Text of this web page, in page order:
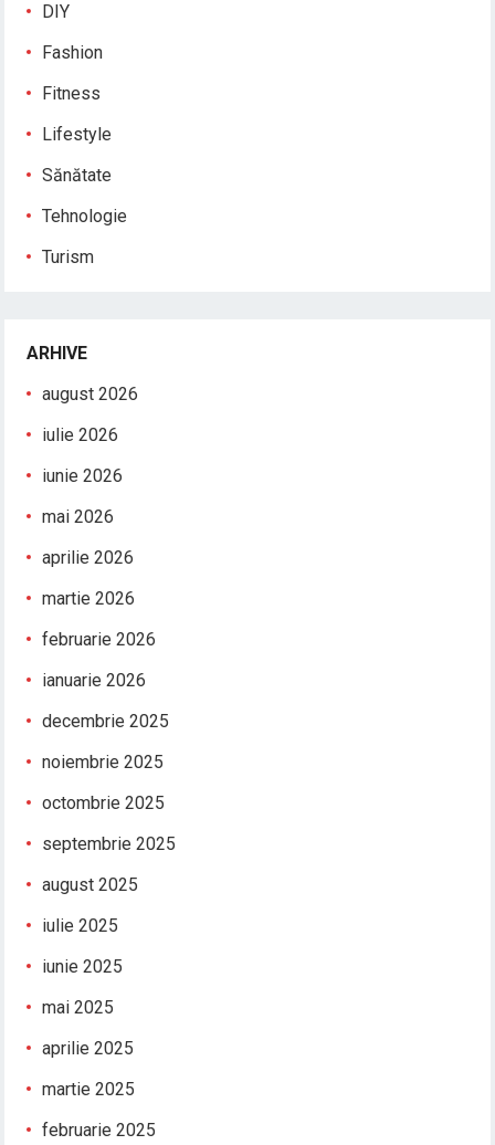
DIY
Fashion
Fitness
Lifestyle
Sănătate
Tehnologie
Turism
ARHIVE
august 2026
iulie 2026
iunie 2026
mai 2026
aprilie 2026
martie 2026
februarie 2026
ianuarie 2026
decembrie 2025
noiembrie 2025
octombrie 2025
septembrie 2025
august 2025
iulie 2025
iunie 2025
mai 2025
aprilie 2025
martie 2025
februarie 2025